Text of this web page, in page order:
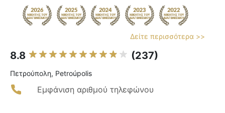
Δείτε περισσότερα >>
8.8 (237)
Πετρούπολη, Petroúpolis
Εμφάνιση αριθμού τηλεφώνου